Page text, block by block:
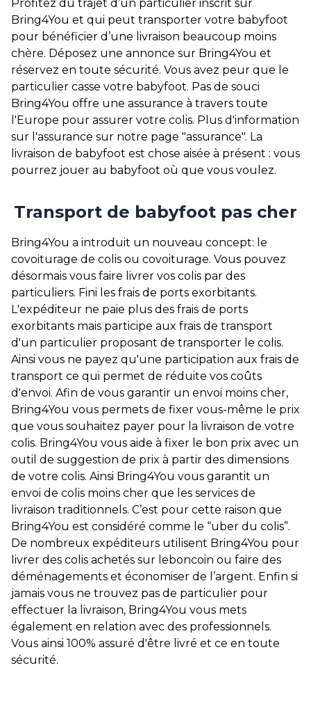
Profitez du trajet d’un particulier inscrit sur
Bring4You et qui peut transporter votre babyfoot
pour bénéficier d’une livraison beaucoup moins
chère. Déposez une annonce sur Bring4You et
réservez en toute sécurité. Vous avez peur que le
particulier casse votre babyfoot. Pas de souci
Bring4You offre une assurance à travers toute
l'Europe pour assurer votre colis. Plus d'information
sur l'assurance sur notre page "assurance". La
livraison de babyfoot est chose aisée à présent : vous
pourrez jouer au babyfoot où que vous voulez.
Transport de babyfoot pas cher
Bring4You a introduit un nouveau concept: le
covoiturage de colis ou covoiturage. Vous pouvez
désormais vous faire livrer vos colis par des
particuliers. Fini les frais de ports exorbitants.
L'expéditeur ne paie plus des frais de ports
exorbitants mais participe aux frais de transport
d'un particulier proposant de transporter le colis.
Ainsi vous ne payez qu'une participation aux frais de
transport ce qui permet de réduite vos coûts
d'envoi. Afin de vous garantir un envoi moins cher,
Bring4You vous permets de fixer vous-même le prix
que vous souhaitez payer pour la livraison de votre
colis. Bring4You vous aide à fixer le bon prix avec un
outil de suggestion de prix à partir des dimensions
de votre colis. Ainsi Bring4You vous garantit un
envoi de colis moins cher que les services de
livraison traditionnels. C’est pour cette raison que
Bring4You est considéré comme le “uber du colis”.
De nombreux expéditeurs utilisent Bring4You pour
livrer des colis achetés sur leboncoin ou faire des
déménagements et économiser de l’argent. Enfin si
jamais vous ne trouvez pas de particulier pour
effectuer la livraison, Bring4You vous mets
également en relation avec des professionnels.
Vous ainsi 100% assuré d'être livré et ce en toute
sécurité.